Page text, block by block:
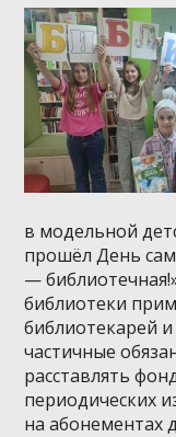
в модельной
прошёл День
—
библиотеки
библиотекарей
частичные
расставлять
периодических
на абонементах